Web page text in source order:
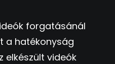
forgatásánál
a hatékonyság
elkészült videók